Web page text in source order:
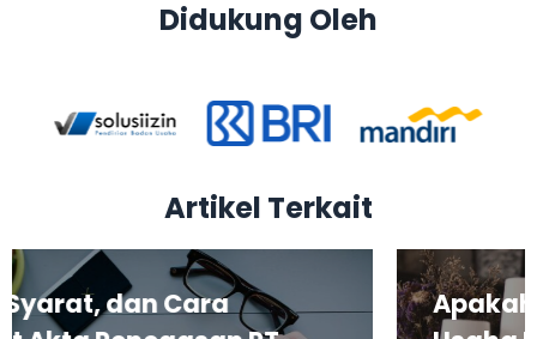
Didukung Oleh
Artikel Terkait​
Apakah CV Termasuk Badan